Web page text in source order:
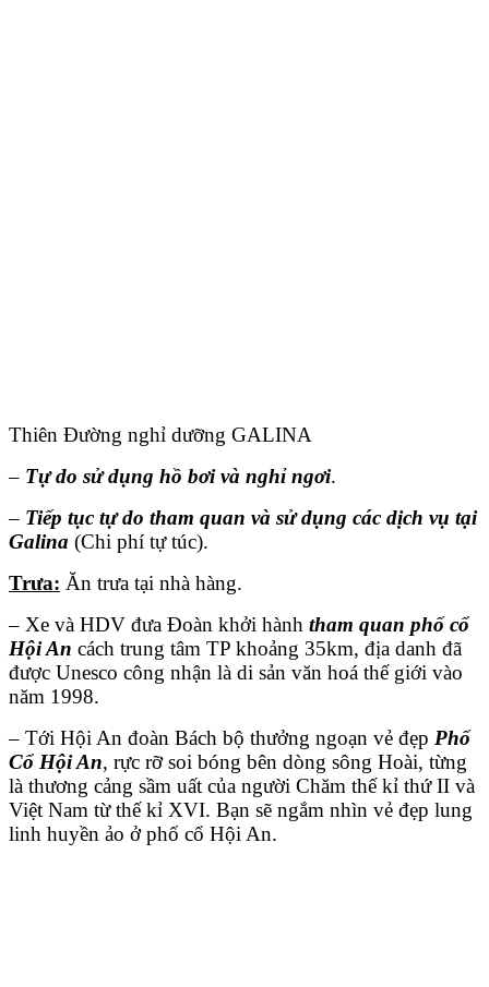
Thiên Đường nghỉ dưỡng GALINA
– Tự do sử dụng hồ bơi và nghỉ ngơi.
– Tiếp tục tự do tham quan và sử dụng các dịch vụ tại
Galina (Chi phí tự túc).
Trưa: Ăn trưa tại nhà hàng.
– Xe và HDV đưa Đoàn khởi hành tham quan phố cổ
Hội An cách trung tâm TP khoảng 35km, địa danh đã
được Unesco công nhận là di sản văn hoá thế giới vào
năm 1998.
– Tới Hội An đoàn Bách bộ thưởng ngoạn vẻ đẹp Phố
Cổ Hội An, rực rỡ soi bóng bên dòng sông Hoài, từng
là thương cảng sầm uất của người Chăm thế kỉ thứ II và
Việt Nam từ thế kỉ XVI. Bạn sẽ ngắm nhìn vẻ đẹp lung
linh huyền ảo ở phố cổ Hội An.